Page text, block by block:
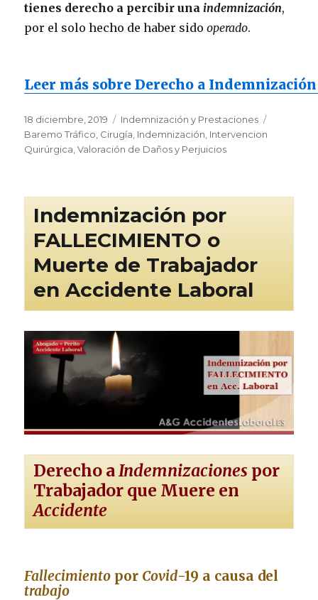
tienes derecho a percibir una indemnización,
por el solo hecho de haber sidooperado.
Leer más sobre Derecho a
Publicado
el
18 diciembre, 2019 Categorías
Indemnización y Prestaciones
Baremo Tráfico Cirugía Indemnización Intervencion
Quirúrgica ,Valoración de Daños y Perjuicios
Indemnización por
FALLECIMIENTO o
Muerte de Trabajador
en Accidente Laboral
Derecho aIndemnizaciones por
Trabajador que Muere en
Accidente
Fallecimiento por Covid-19 a causa del
trabajo